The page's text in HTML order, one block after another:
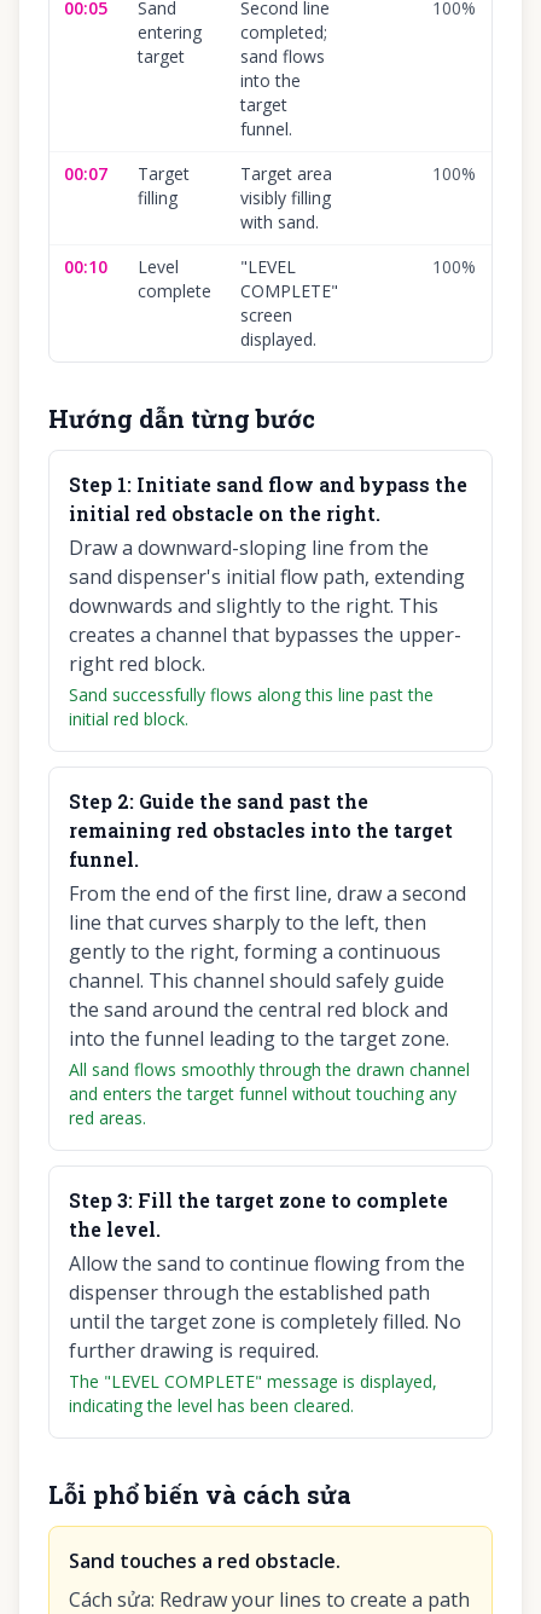
00:05
Sand
entering
target
Second line
completed;
sand flows
into the
target
funnel.
100%
00:07
Target
filling
Target area
visibly filling
with sand.
100%
00:10
Level
complete
"LEVEL
COMPLETE"
screen
displayed.
100%
Hướng dẫn từng bước
Step 1: Initiate sand flow and bypass the
initial red obstacle on the right.
Draw a downward-sloping line from the
sand dispenser's initial flow path, extending
downwards and slightly to the right. This
creates a channel that bypasses the upper-
right red block.
Sand successfully flows along this line past the
initial red block.
Step 2: Guide the sand past the
remaining red obstacles into the target
funnel.
From the end of the first line, draw a second
line that curves sharply to the left, then
gently to the right, forming a continuous
channel. This channel should safely guide
the sand around the central red block and
into the funnel leading to the target zone.
All sand flows smoothly through the drawn channel
and enters the target funnel without touching any
red areas.
Step3: Fill the target zone to complete
the level.
Allow the sand to continue flowing from the
dispenser through the established path
until the target zone is completely filled. No
further drawing is required.
The "LEVEL COMPLETE" message is displayed,
indicating the level has been cleared.
Lỗi phổ biến và cách sửa
Sand touches a red obstacle.
Cách sửa: Redraw your lines to create a path